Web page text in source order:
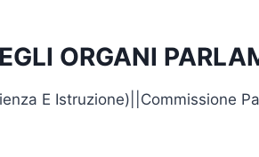
ORGANI
E Istruzione)||Commissione